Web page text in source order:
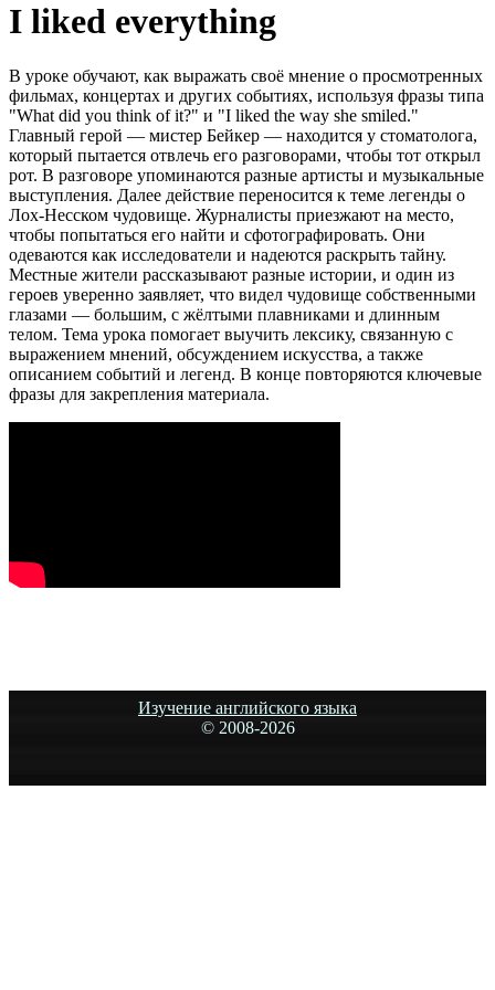
I liked everything
В уроке обучают, как выражать своё мнение о просмотренных
фильмах, концертах и других событиях, используя фразы типа
"What did you think of it?" и "I liked the way she smiled."
Главный герой — мистер Бейкер — находится у стоматолога,
который пытается отвлечь его разговорами, чтобы тот открыл
рот. В разговоре упоминаются разные артисты и музыкальные
выступления. Далее действие переносится к теме легенды о
Лох-Несском чудовище. Журналисты приезжают на место,
чтобы попытаться его найти и сфотографировать. Они
одеваются как исследователи и надеются раскрыть тайну.
Местные жители рассказывают разные истории, и один из
героев уверенно заявляет, что видел чудовище собственными
глазами — большим, с жёлтыми плавниками и длинным
телом. Тема урока помогает выучить лексику, связанную с
выражением мнений, обсуждением искусства, а также
описанием событий и легенд. В конце повторяются ключевые
фразы для закрепления материала.
Изучение английского языка
© 2008-2026